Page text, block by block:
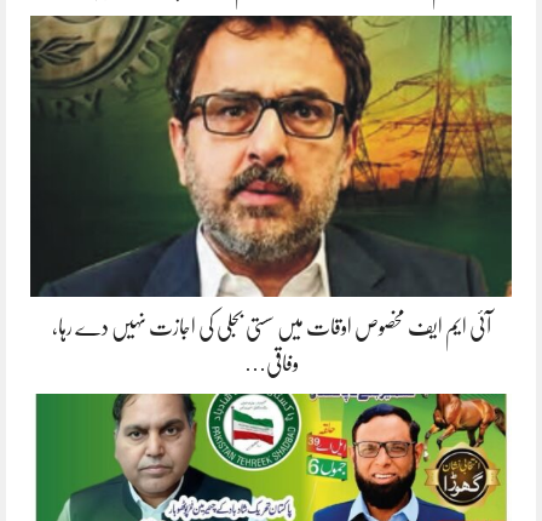
آئی ایم ایف مخصوص اوقات میں سستی بجلی کی اجازت نہیں دے رہا،
وفاقی…